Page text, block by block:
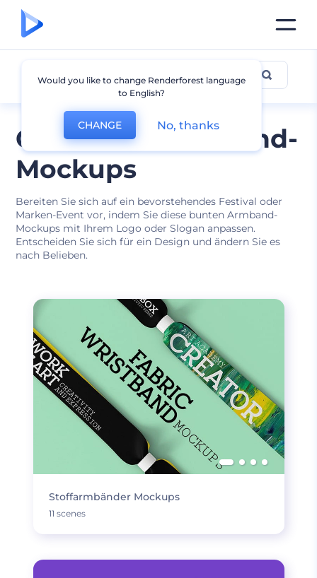
Glanzvolle Armband-
Mockups
Bereiten Sie sich auf ein bevorstehendes Festival oder
Marken-Event vor, indem Sie diese bunten Armband-
Mockups mit Ihrem Logo oder Slogan anpassen.
Entscheiden Sie sich für ein Design und ändern Sie es
nach Belieben.
Armband Mockup
Stoffarmbänder Mockups
11 scenes
Would you like to change Renderforest language
to English?
CHANGE No, thanks